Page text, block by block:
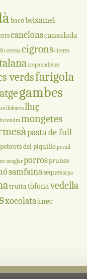
bacóbeixamel
canelonscansalada
cervesacigronscireres
crepsendívies
verdsfarigola
gambes
llobarrolluç
tendramongetes
pasta de full
pebrots del piquillopernil
senglarporrosprunes
samfainasequessopa
truitatòfonavedella
xocolataànec